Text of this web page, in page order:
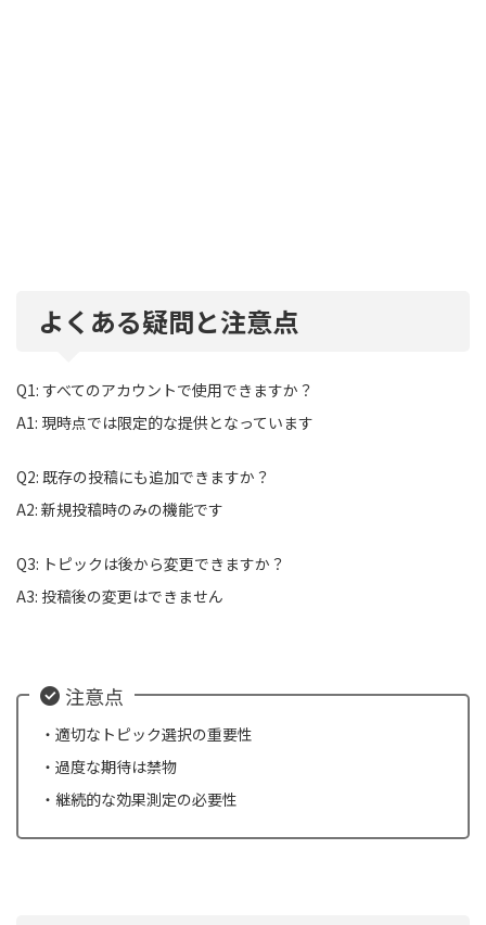
よくある疑問と注意点
Q1: すべてのアカウントで使用できますか？
A1: 現時点では限定的な提供となっています
Q2: 既存の投稿にも追加できますか？
A2: 新規投稿時のみの機能です
Q3: トピックは後から変更できますか？
A3: 投稿後の変更はできません
注意点
・適切なトピック選択の重要性
・過度な期待は禁物
・継続的な効果測定の必要性